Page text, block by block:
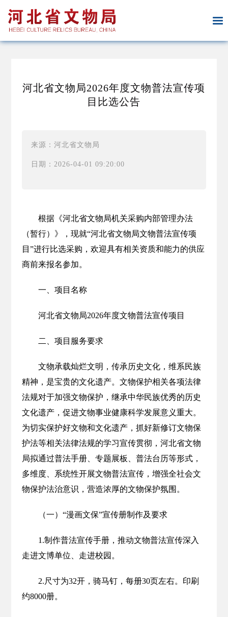
河北省文物局2026年度文物普法宣传项
目比选公告
来源：河北省文物局
日期：2026-04-01 09:20:00
根据《河北省文物局机关采购内部管理办法
（暂行）》，现就“河北省文物局文物普法宣传项
目”进行比选采购，欢迎具有相关资质和能力的供应
商前来报名参加。
一、项目名称
河北省文物局2026年度文物普法宣传项目
二、项目服务要求
文物承载灿烂文明，传承历史文化，维系民族
精神，是宝贵的文化遗产。文物保护相关各项法律
法规对于加强文物保护，继承中华民族优秀的历史
文化遗产，促进文物事业健康科学发展意义重大。
为切实保护好文物和文化遗产，抓好新修订文物保
护法等相关法律法规的学习宣传贯彻，河北省文物
局拟通过普法手册、专题展板、普法台历等形式，
多维度、系统性开展文物普法宣传，增强全社会文
物保护法治意识，营造浓厚的文物保护氛围。
（一）“漫画文保”宣传册制作及要求
1.制作普法宣传手册，推动文物普法宣传深入
走进文博单位、走进校园。
2.尺寸为32开，骑马钉，每册30页左右。印刷
约8000册。